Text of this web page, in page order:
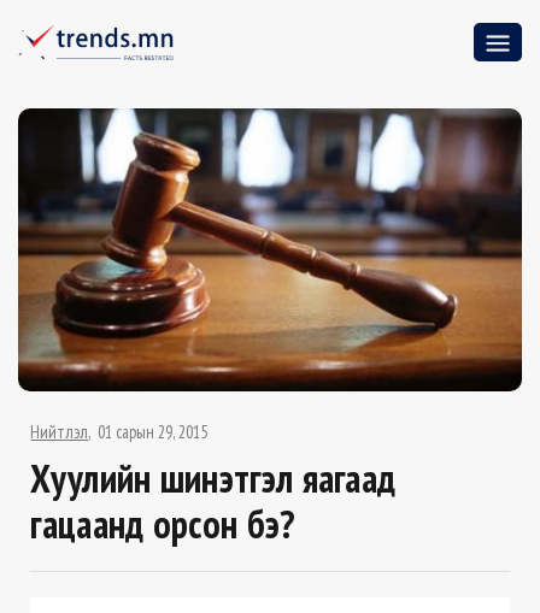
Нийтлэл 01 сарын 29, 2015
Хуулийн шинэтгэл яагаад
гацaанд орсон бэ?